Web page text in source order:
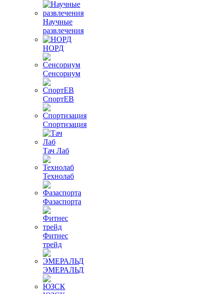
Научные
развлечения
НОРД
Сенсориум
СпортЕВ
Спортизация
Тач Лаб
Технолаб
Фазаспорта
Фитнес
трейд
ЭМЕРАЛЬД